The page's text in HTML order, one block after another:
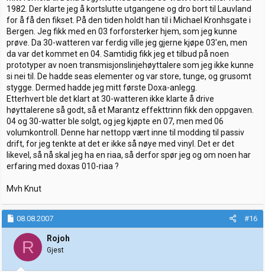
1982. Der klarte jeg å kortslutte utgangene og dro bort til Lauvland
for å få den fikset. På den tiden holdt han til i Michael Kronhsgate i
Bergen. Jeg fikk med en 03 forforsterker hjem, som jeg kunne
prøve. Da 30-watteren var ferdig ville jeg gjerne kjøpe 03'en, men
da var det kommet en 04. Samtidig fikk jeg et tilbud på noen
prototyper av noen transmisjonslinjehøyttalere som jeg ikke kunne
si nei til. De hadde seas elementer og var store, tunge, og grusomt
stygge. Dermed hadde jeg mitt første Doxa-anlegg.
Etterhvert ble det klart at 30-watteren ikke klarte å drive
høyttalerene så godt, så et Marantz effekttrinn fikk den oppgaven.
04 og 30-watter ble solgt, og jeg kjøpte en 07, men med 06
volumkontroll. Denne har nettopp vært inne til modding til passiv
drift, for jeg tenkte at det er ikke så nøye med vinyl. Det er det
likevel, så nå skal jeg ha en riaa, så derfor spør jeg og om noen har
erfaring med doxas 010-riaa ?
Mvh Knut
08.08.2007 #16
R Rojoh
Gjest